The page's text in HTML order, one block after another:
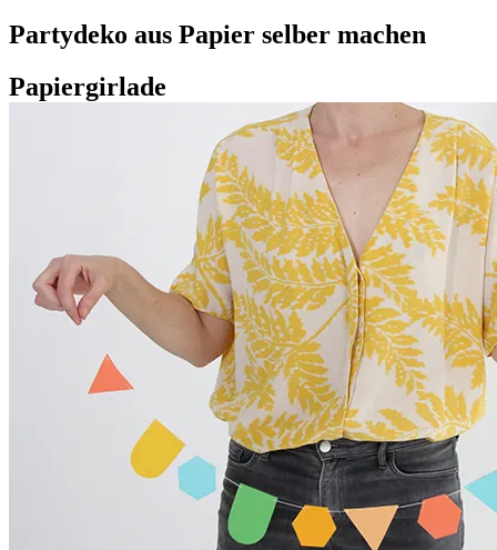
Partydeko aus Papier selber machen
Papiergirlade